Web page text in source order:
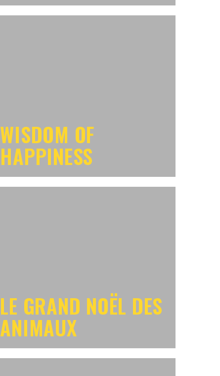
WISDOM OF
HAPPINESS
LE GRAND NOËL DES
ANIMAUX